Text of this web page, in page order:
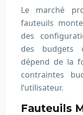
Le marché
fauteuils
des
des budgets
dépend de la
contraintes
l’utilisateur.
Fauteuils